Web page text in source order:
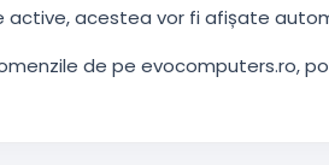
active, acestea vor fi afișate
de pe evocomputers.ro,